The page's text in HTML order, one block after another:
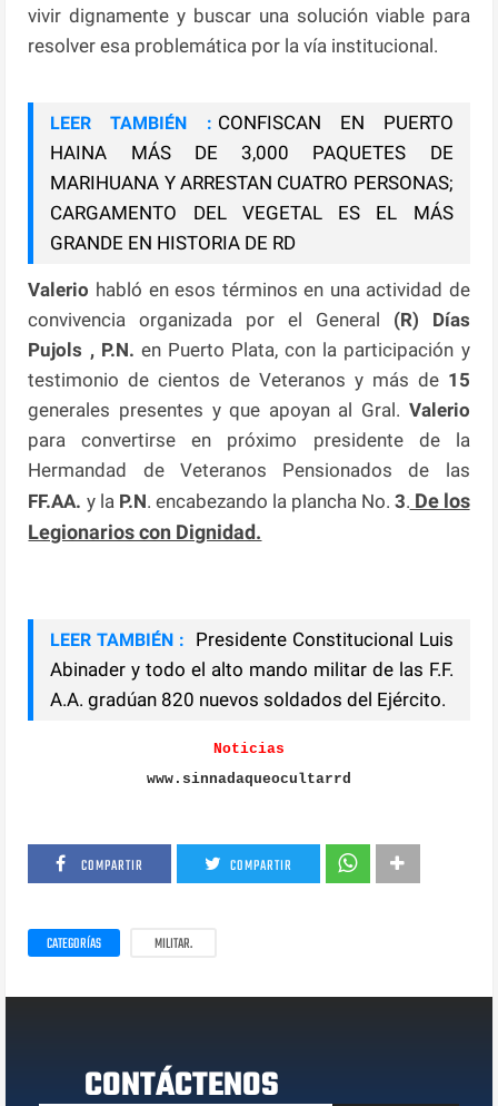
vivir dignamente y buscar una solución viable para
resolver esa problemática por la vía institucional.
LEER TAMBIÉN : CONFISCAN EN PUERTO
HAINA MÁS DE 3,000 PAQUETES DE
MARIHUANA Y ARRESTAN CUATRO PERSONAS;
CARGAMENTO DEL VEGETAL ES EL MÁS
GRANDE EN HISTORIA DE RD
Valerio habló en esos términos en una actividad de
convivencia organizada por el General (R) Días
Pujols , P.N. en Puerto Plata, con la participación y
testimonio de cientos de Veteranos y más de 15
generales presentes y que apoyan al Gral. Valerio
para convertirse en próximo presidente de la
Hermandad de Veteranos Pensionados de las
FF.AA. y la P.N. encabezando la plancha No. 3. De los
Legionarios con Dignidad.
LEER TAMBIÉN :
Presidente Constitucional Luis
Abinader y todo el alto mando militar de las F.F.
A.A. gradúan 820 nuevos soldados del Ejército.
Noticias
www.sinnadaqueocultarrd
COMPARTIR COMPARTIR
CATEGORÍAS MILITAR.
CONTÁCTENOS